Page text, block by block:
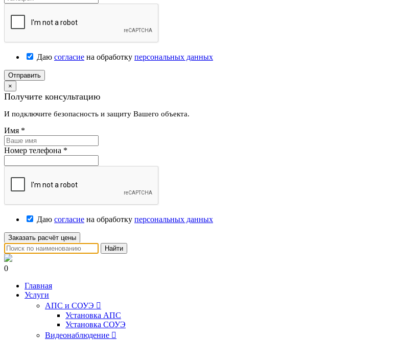
Даю согласие на обработку персональных данных
Отправить
×
Получите консультацию
И подключите безопасность и защиту Вашего объекта.
Имя *
Номер телефона *
Даю согласие на обработку персональных данных
Заказать расчёт цены
Найти
0
Главная
Услуги
АПС и СОУЭ 
Установка АПС
Установка СОУЭ
Видеонаблюдение 